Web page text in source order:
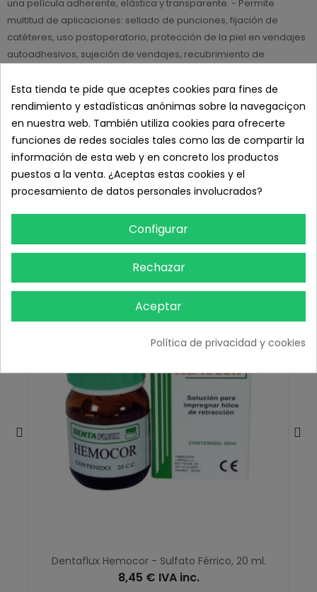
una película adherente, elástica y transparente. - Permite
multitud de aplicaciones: sellado de punciones, fijación de
catéteres, uso postoperatorio, protección de la piel en vendajes
autoadhesivos, sujeción de vendajes, recubrimiento de
DETALLES DEL PRODUCTO
RESEÑAS
TAMBIÉN PODRÍA INTERESARLE
Dentaflux Hemocor - Sulfato Férrico, 20 ml.
8,45 € IVA inc.
Esta tienda te pide que aceptes cookies para fines de
rendimiento y estadísticas anónimas sobre la navegaciçon
en nuestra web. También utiliza cookies para ofrecerte
funciones de redes sociales tales como las de compartir la
información de esta web y en concreto los productos
puestos a la venta. ¿Aceptas estas cookies y el
procesamiento de datos personales involucrados?
Configurar
Rechazar
Aceptar
Política de privacidad y cookies